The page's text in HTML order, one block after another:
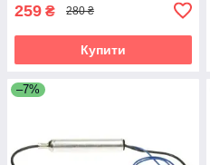
259 ₴ 280 ₴
Купити
–7%